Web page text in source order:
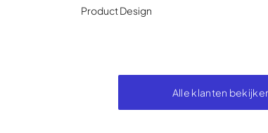
Product Design
Alle klanten